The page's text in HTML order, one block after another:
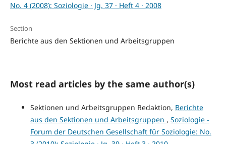
No. 4 (2008): Soziologie · Jg. 37 · Heft 4 · 2008
Section
Berichte aus den Sektionen und Arbeitsgruppen
Most read articles by the same author(s)
Sektionen und Arbeitsgruppen Redaktion, Berichte
aus den Sektionen und Arbeitsgruppen , Soziologie -
Forum der Deutschen Gesellschaft für Soziologie: No.